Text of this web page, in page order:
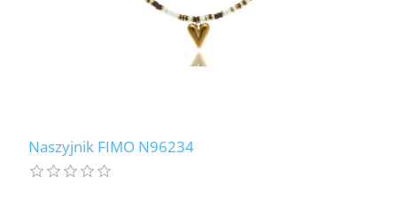
Naszyjnik FIMO N96234